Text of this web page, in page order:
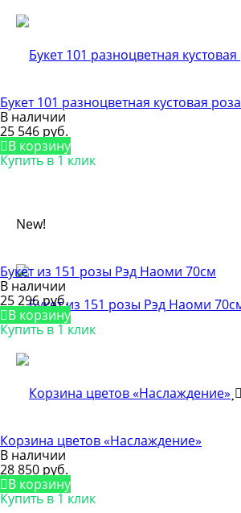
Букет 101 разноцветная кустовая роза
В наличии
25 546 руб.
В корзину
Купить в 1 клик
New!
Букет из 151 розы Рэд Наоми 70см
В наличии
25 296 руб.
В корзину
Купить в 1 клик
Корзина цветов «Наслаждение»
В наличии
28 850 руб.
В корзину
Купить в 1 клик